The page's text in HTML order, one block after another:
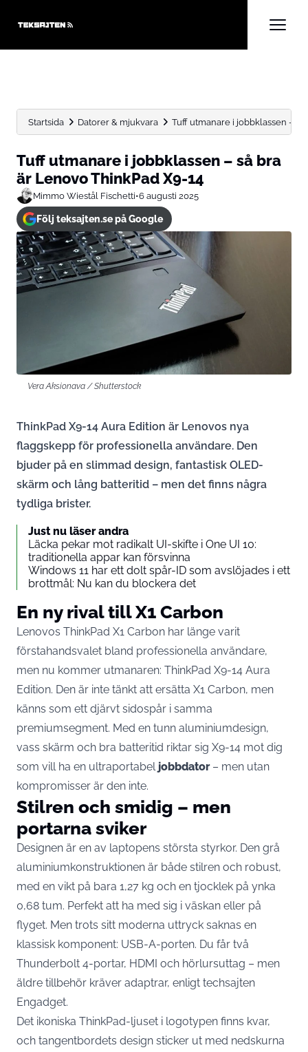
Startsida Datorer & mjukvara Tuff utmanare i jobbklassen – så
Tuff utmanare i jobbklassen – så bra
är Lenovo ThinkPad X9-14
Mimmo Wiestål Fischetti•6 augusti 2025
Följ teksajten.se på Google
Vera Aksionava / Shutterstock
ThinkPad X9-14 Aura Edition är Lenovos nya
flaggskepp för professionella användare. Den
bjuder på en slimmad design, fantastisk OLED-
skärm och lång batteritid – men det finns några
tydliga brister.
Just nu läser andra
Läcka pekar mot radikalt UI-skifte i One UI 10:
traditionella appar kan försvinna
Windows 11 har ett dolt spår-ID som avslöjades i ett
brottmål: Nu kan du blockera det
En ny rival till X1 Carbon
Lenovos ThinkPad X1 Carbon har länge varit
förstahandsvalet bland professionella användare,
men nu kommer utmanaren: ThinkPad X9-14 Aura
Edition. Den är inte tänkt att ersätta X1 Carbon, men
känns som ett djärvt sidospår i samma
premiumsegment. Med en tunn aluminiumdesign,
vass skärm och bra batteritid riktar sig X9-14 mot dig
som vill ha en ultraportabel jobbdator– men utan
kompromisser är den inte.
Stilren och smidig – men
portarna sviker
Designen är en av laptopens största styrkor. Den grå
aluminiumkonstruktionen är både stilren och robust,
med en vikt på bara 1,27 kg och en tjocklek på ynka
0,68 tum. Perfekt att ha med sig i väskan eller på
flyget. Men trots sitt moderna uttryck saknas en
klassisk komponent: USB-A-porten. Du får två
Thunderbolt 4-portar, HDMI och hörlursuttag – men
äldre tillbehör kräver adaptrar, enligt techsajten
Engadget.
Det ikoniska ThinkPad-ljuset i logotypen finns kvar,
och tangentbordets design sticker ut med nedskurna